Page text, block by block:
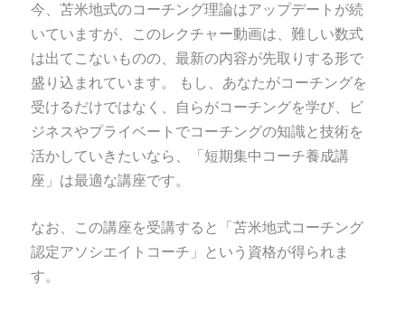
今、苫米地式のコーチング理論はアップデートが続
いていますが、このレクチャー動画は、難しい数式
は出てこないものの、最新の内容が先取りする形で
盛り込まれています。 もし、あなたがコーチングを
受けるだけではなく、自らがコーチングを学び、ビ
ジネスやプライベートでコーチングの知識と技術を
活かしていきたいなら、「短期集中コーチ養成講
座」は最適な講座です。
なお、この講座を受講すると「 苫米地式コーチング
認定アソシエイトコーチ」
という資格が得られま
す。